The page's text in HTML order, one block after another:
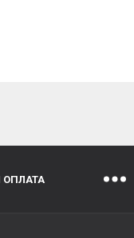
ОПЛАТА